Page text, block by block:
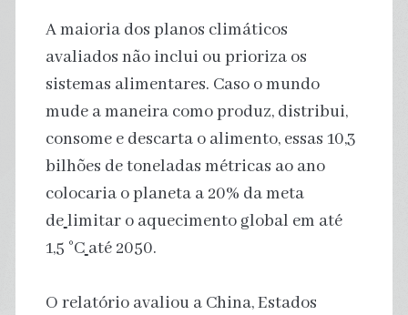
A maioria dos planos climáticos
avaliados não inclui ou prioriza os
sistemas alimentares. Caso o mundo
mude a maneira como produz, distribui,
consome e descarta o alimento, essas 10,3
bilhões de toneladas métricas ao ano
colocaria o planeta a 20% da meta
delimitar o aquecimento global em até
1,5 °Caté 2050.
O relatório avaliou a China, Estados